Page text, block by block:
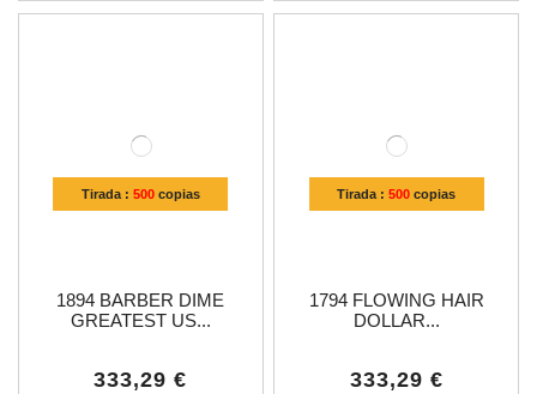
Tirada : 500copias
1894 BARBER DIME
GREATEST US...
333,29 €
Tirada :500 copias
1794 FLOWING HAIR
DOLLAR...
333,29 €